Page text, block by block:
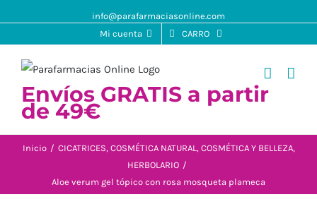
info@parafarmaciasonline.com
Mi cuenta
CARRO
Envíos GRATIS a partir
de 49€
Inicio / CICATRICES, COSMÉTICA NATURAL, COSMÉTICA Y BELLEZA,
HERBOLARIO /
Aloe verum gel tópico con rosa mosqueta plameca